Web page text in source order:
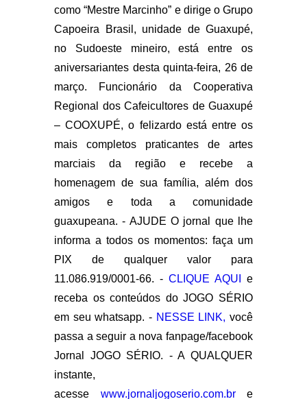
como “Mestre Marcinho” e dirige o Grupo
Capoeira Brasil, unidade de Guaxupé,
no Sudoeste mineiro, está entre os
aniversariantes desta quinta-feira, 26 de
março. Funcionário da Cooperativa
Regional dos Cafeicultores de Guaxupé
– COOXUPÉ, o felizardo está entre os
mais completos praticantes de artes
marciais da região e recebe a
homenagem de sua família, além dos
amigos e toda a comunidade
guaxupeana. - AJUDE O jornal que lhe
informa a todos os momentos: faça um
PIX de qualquer valor para
11.086.919/0001-66. - CLIQUE AQUI
e
receba os conteúdos do JOGO SÉRIO
em seu whatsapp. - NESSE LINK, você
passa a seguir a nova fanpage/facebook
Jornal JOGO SÉRIO. - A QUALQUER
instante,
acesse www.jornaljogoserio.com.bre